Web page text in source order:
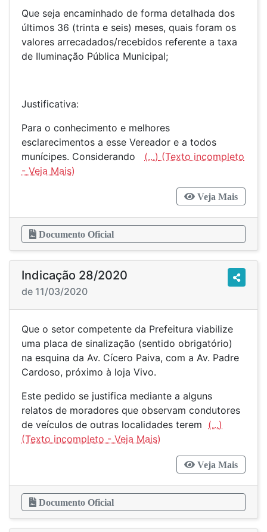
Que seja encaminhado de forma detalhada dos
últimos 36 (trinta e seis) meses, quais foram os
valores arrecadados/recebidos referente a taxa
de Iluminação Pública Municipal;
Justificativa:
Para o conhecimento e melhores
esclarecimentos a esse Vereador e a todos
munícipes. Considerando (...)
Veja Mais
Documento Oficial
Indicação 28/2020
de 11/03/2020
Que o setor competente da Prefeitura viabilize
uma placa de sinalização (sentido obrigatório)
na esquina da Av. Cícero Paiva, com a Av. Padre
Cardoso, próximo à loja Vivo.
Este pedido se justifica mediante a alguns
relatos de moradores que observam condutores
de veículos de outras localidades terem (...)
Veja Mais
Documento Oficial